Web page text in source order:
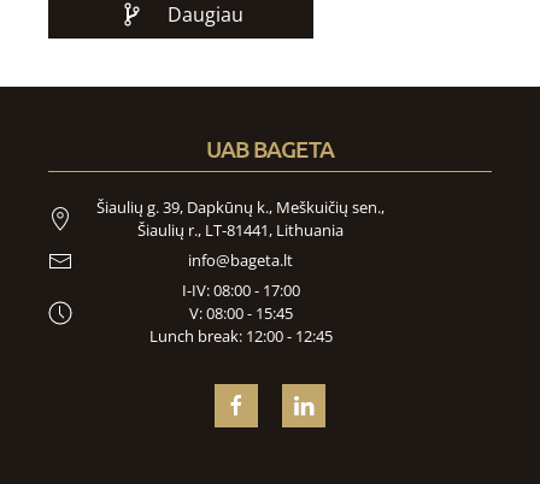
Daugiau
UAB BAGETA
Šiaulių g. 39, Dapkūnų k., Meškuičių sen.,
Šiaulių r., LT-81441, Lithuania
info@bageta.lt
I-IV: 08:00 - 17:00
V: 08:00 - 15:45
Lunch break: 12:00 - 12:45